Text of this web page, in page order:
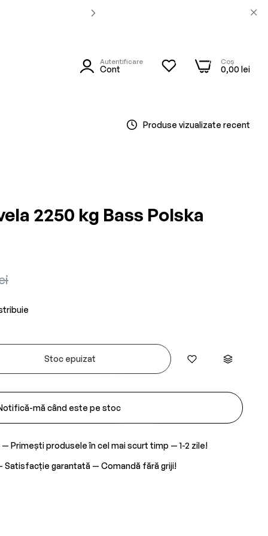
Autentificare
Cont
0 Coș
0,00 lei
0
Produse vizualizate recent
2250 kg Bass Polska
Stoc epuizat
mă când este pe stoc
— Primești produsele în cel mai scurt timp — 1-2 zile!
Satisfacție garantată — Comandă fără griji!